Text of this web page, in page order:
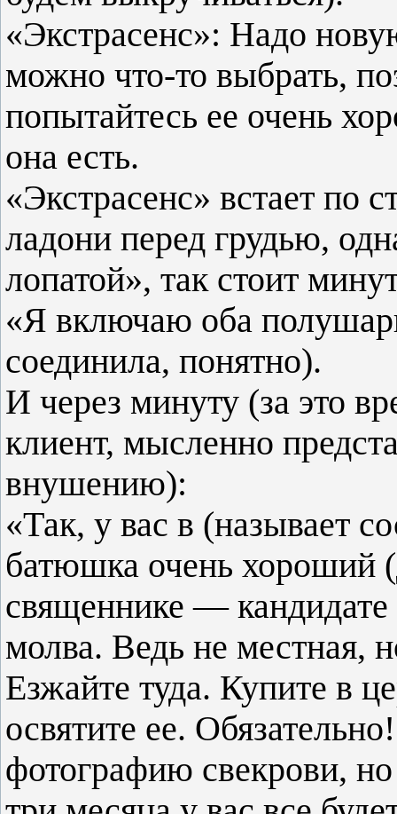
«Экстрасенс»: Надо
можно что-то выбрать,
попытайтесь ее очень
она есть.
«Экстрасенс» встает по
ладони перед грудью,
лопатой», так стоит
«Я включаю оба
соединила, понятно).
И через минуту (за это
клиент, мысленно
внушению):
«Так, у вас в (называет
батюшка очень хороший
священнике —
молва. Ведь не местная,
Езжайте туда. Купите в
освятите ее.
фотографию свекрови,